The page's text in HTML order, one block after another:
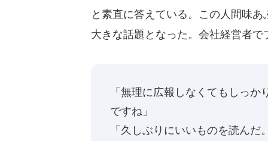
と素直に答えている。この人間味
大きな話題となった。会社経営者で
「無理に広報しなくてもしっ
ですね」
「久しぶりにいいものを読んだ